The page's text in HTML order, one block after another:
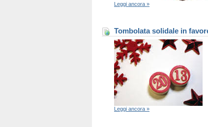
Leggi ancora »
Tombolata solidale in
Leggi ancora »